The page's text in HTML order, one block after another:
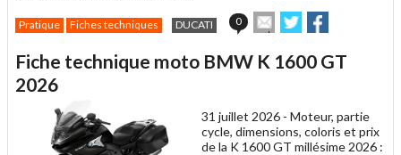
Pratique Fiches techniques DUCATI 0
Envoyer
cet
Partager
sur sur
Fiche technique moto BMW K 1600 GT
2026
31 juillet 2026 - Moteur, partie
cycle, dimensions, coloris et prix
de la K 1600 GT millésime 2026 :